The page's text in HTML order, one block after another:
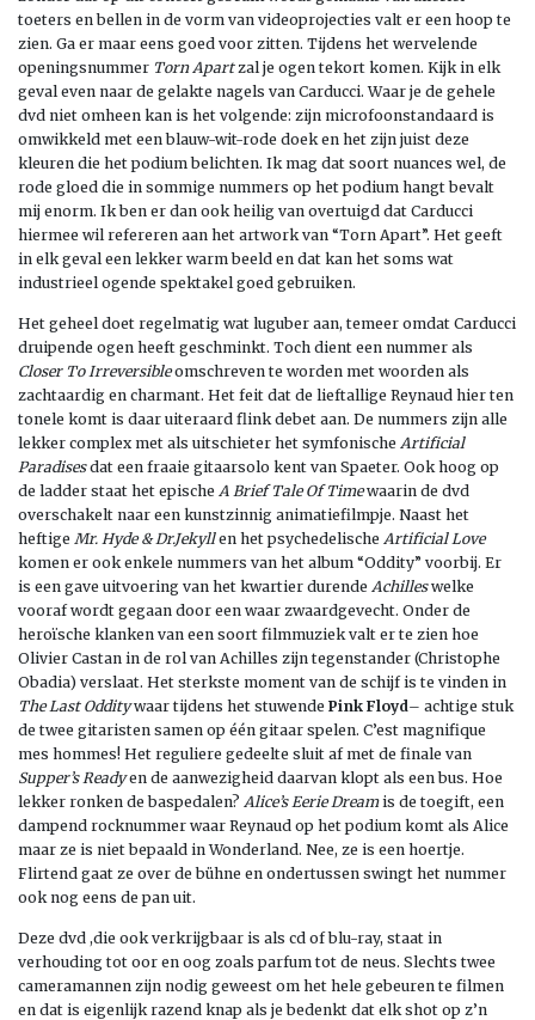
toeters en bellen in de vorm van videoprojecties valt er een hoop te
zien. Ga er maar eens goed voor zitten. Tijdens het wervelende
openingsnummer Torn Apartzal je ogen tekort komen. Kijk in elk
geval even naar de gelakte nagels van Carducci. Waar je de gehele
dvd niet omheen kan is het volgende: zijn microfoonstandaard is
omwikkeld met een blauw-wit-rode doek en het zijn juist deze
kleuren die het podium belichten. Ik mag dat soort nuances wel, de
rode gloed die in sommige nummers op het podium hangt bevalt
mij enorm. Ik ben er dan ook heilig van overtuigd dat Carducci
hiermee wil refereren aan het artwork van “Torn Apart”. Het geeft
in elk geval een lekker warm beeld en dat kan het soms wat
industrieel ogende spektakel goed gebruiken.
Het geheel doet regelmatig wat luguber aan, temeer omdat Carducci
druipende ogen heeft geschminkt. Toch dient een nummer als
Closer To Irreversibleomschreven te worden met woorden als
zachtaardig en charmant. Het feit dat de lieftallige Reynaud hier ten
tonele komt is daar uiteraard flink debet aan. De nummers zijn alle
lekker complex met als uitschieter het symfonische Artificial
Paradisesdat een fraaie gitaarsolo kent van Spaeter. Ook hoog op
de ladder staat het epische A Brief Tale Of Timewaarin de dvd
overschakelt naar een kunstzinnig animatiefilmpje. Naast het
heftige Mr. Hyde & Dr.Jekyllen het psychedelische Artificial Love
komen er ook enkele nummers van het album “Oddity” voorbij. Er
is een gave uitvoering van het kwartier durende Achilleswelke
vooraf wordt gegaan door een waar zwaardgevecht. Onder de
heroïsche klanken van een soort filmmuziek valt er te zien hoe
Olivier Castan in de rol van Achilles zijn tegenstander (Christophe
Obadia) verslaat. Het sterkste moment van de schijf is te vinden in
The Last Odditywaar tijdens het stuwende Pink Floyd – achtige stuk
de twee gitaristen samen op één gitaar spelen. C’est magnifique
mes hommes! Het reguliere gedeelte sluit af met de finale van
Supper’s Readyen de aanwezigheid daarvan klopt als een bus. Hoe
lekker ronken de baspedalen? Alice’s Eerie Dreamis de toegift, een
dampend rocknummer waar Reynaud op het podium komt als Alice
maar ze is niet bepaald in Wonderland. Nee, ze is een hoertje.
Flirtend gaat ze over de bühne en ondertussen swingt het nummer
ook nog eens de pan uit.
Deze dvd ,die ook verkrijgbaar is als cd of blu-ray, staat in
verhouding tot oor en oog zoals parfum tot de neus. Slechts twee
cameramannen zijn nodig geweest om het hele gebeuren te filmen
en dat is eigenlijk razend knap als je bedenkt dat elk shot op z’n